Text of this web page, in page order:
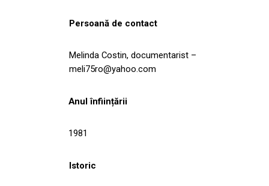
Persoană de contact
Melinda Costin, documentarist –
meli75ro@yahoo.com
Anul înființării
1981
Istoric